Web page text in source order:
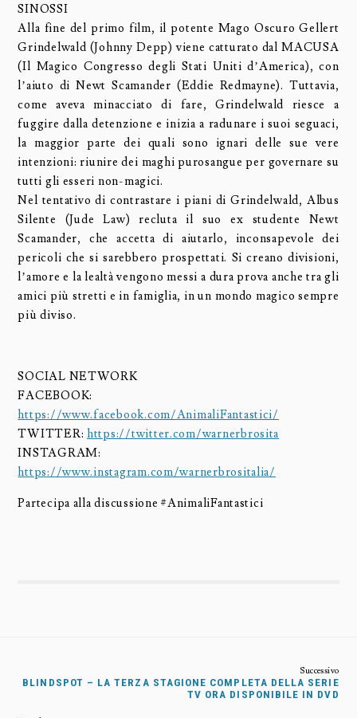
SINOSSI
Alla fine del primo film, il potente Mago Oscuro Gellert
Grindelwald (Johnny Depp) viene catturato dal MACUSA
(Il Magico Congresso degli Stati Uniti d’America), con
l’aiuto di Newt Scamander (Eddie Redmayne). Tuttavia,
come aveva minacciato di fare, Grindelwald riesce a
fuggire dalla detenzione e inizia a radunare i suoi seguaci,
la maggior parte dei quali sono ignari delle sue vere
intenzioni: riunire dei maghi purosangue per governare su
tutti gli esseri non-magici.
Nel tentativo di contrastare i piani di Grindelwald, Albus
Silente (Jude Law) recluta il suo ex studente Newt
Scamander, che accetta di aiutarlo, inconsapevole dei
pericoli che si sarebbero prospettati. Si creano divisioni,
l’amore e la lealtà vengono messi a dura prova anche tra gli
amici più stretti e in famiglia, in un mondo magico sempre
più diviso.
SOCIAL NETWORK
FACEBOOK:
https://www.facebook.com/AnimaliFantastici/
TWITTER:https://twitter.com/warnerbrosita
INSTAGRAM:
https://www.instagram.com/warnerbrositalia/
Partecipa alla discussione #AnimaliFantastici
BLINDSPOT – LA TERZA STAGIONE COMPLETA DELLA SERIE
TV ORA DISPONIBILE IN DVD